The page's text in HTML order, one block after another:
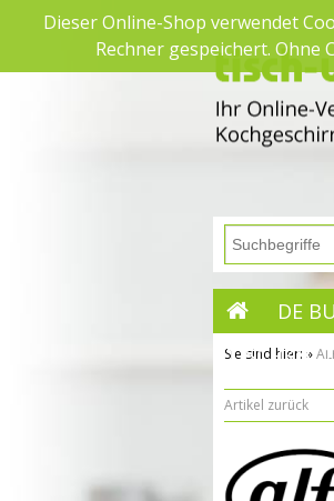
Dieser Online-Shop verwendet
Rechner gespeichert. Ohne
Startseite
DE
Sie sind hier: »
Artikel zurück